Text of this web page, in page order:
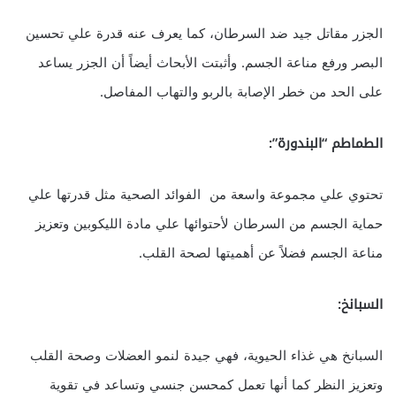
الجزر مقاتل جيد ضد السرطان، كما يعرف عنه قدرة علي تحسين
البصر ورفع مناعة الجسم. وأثبتت الأبحاث أيضاً أن الجزر يساعد
على الحد من خطر الإصابة بالربو والتهاب المفاصل.
الطماطم “البندورة”:
تحتوي علي مجموعة واسعة من الفوائد الصحية مثل قدرتها علي
حماية الجسم من السرطان لأحتوائها علي مادة الليكوبين وتعزيز
مناعة الجسم فضلاً عن أهميتها لصحة القلب.
السبانخ:
السبانخ هي غذاء الحيوية، فهي جيدة لنمو العضلات وصحة القلب
وتعزيز النظر كما أنها تعمل كمحسن جنسي وتساعد في تقوية